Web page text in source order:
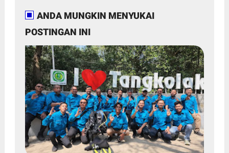
ANDA MUNGKIN MENYUKAI
POSTINGAN INI